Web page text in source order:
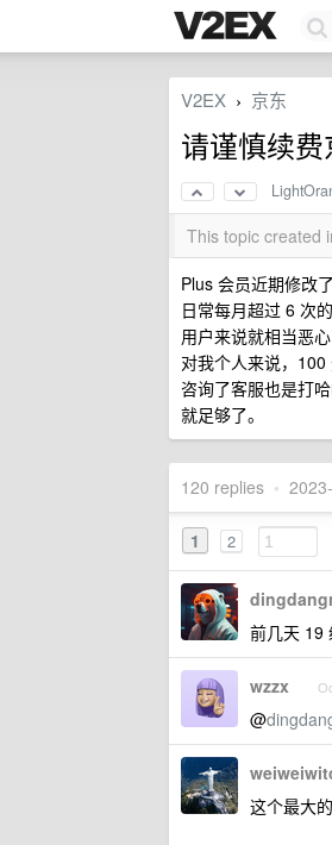
V2EX › 京东
请谨慎续
This topic created
Plus 会员近期修改
日常每月超过 6 次
用户来说就相当恶
对我个人来说，100
咨询了客服也是打
就足够了。
120 replies •
1 2
前几天 19
wzzx
@
这个最大